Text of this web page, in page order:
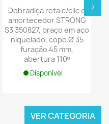
Dobradiça reta c/clic e
amortecedor STRONG
S3 350827, braço em aço
niquelado, copo Ø.35
furação 45 mm,
abertura 110º
Disponível
›
VER CATEGORIA